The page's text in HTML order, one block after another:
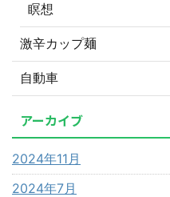
瞑想
激辛カップ麺
自動車
アーカイブ
2024年11月
2024年7月